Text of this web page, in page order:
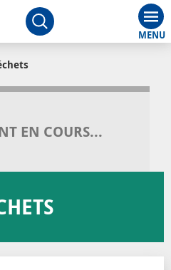
Ouvrir le moteur de
EN COURS...